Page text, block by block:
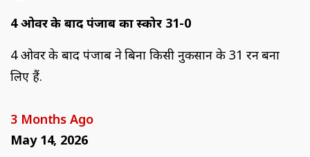
4 ओवर के बाद पंजाब का स्कोर 31-0
4 ओवर के बाद पंजाब ने बिना किसी नुकसान के 31 रन बना
लिए हैं.
3 Months Ago
May 14, 2026